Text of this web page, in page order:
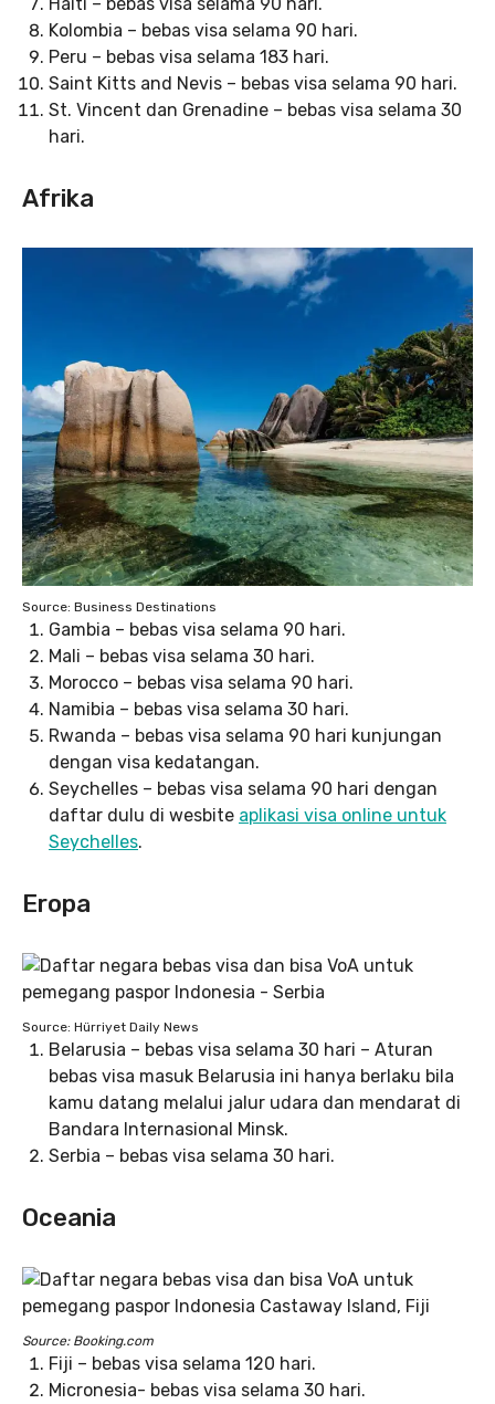
Kolombia – bebas visa selama 90 hari.
Peru – bebas visa selama 183 hari.
Saint Kitts and Nevis – bebas visa selama 90 hari.
St. Vincent dan Grenadine – bebas visa selama 30
hari.
Afrika
Source: Business Destinations
Gambia – bebas visa selama 90 hari.
Mali – bebas visa selama 30 hari.
Morocco – bebas visa selama 90 hari.
Namibia – bebas visa selama 30 hari.
Rwanda – bebas visa selama 90 hari kunjungan
dengan visa kedatangan.
Seychelles – bebas visa selama 90 hari dengan
daftar dulu di wesbite aplikasi visa online untuk
Seychelles.
Eropa
Source: Hürriyet Daily News
Belarusia – bebas visa selama 30 hari – Aturan
bebas visa masuk Belarusia ini hanya berlaku bila
kamu datang melalui jalur udara dan mendarat di
Bandara Internasional Minsk.
Serbia – bebas visa selama 30 hari.
Oceania
Source: Booking.com
Fiji – bebas visa selama 120 hari.
Micronesia- bebas visa selama 30 hari.